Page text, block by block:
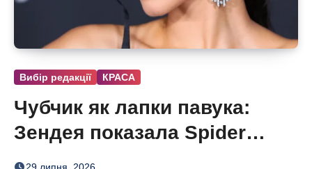
Вибір редакції КРАСА
Чубчик як лапки павука:
Зендея показала Spider
Bangs
29 липня, 2026